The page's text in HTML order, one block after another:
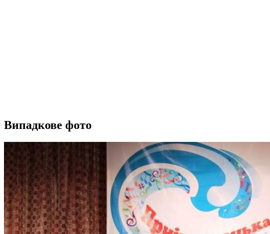
Випадкове фото